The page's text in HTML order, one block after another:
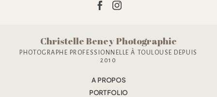
Christelle Beney Photographie
PHOTOGRAPHE PROFESSIONNELLE À TOULOUSE DEPUIS
2010
A PROPOS
PORTFOLIO